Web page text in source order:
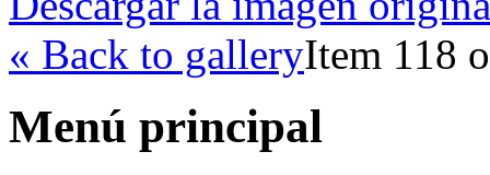
« Back to galleryItem 118
Menú principal